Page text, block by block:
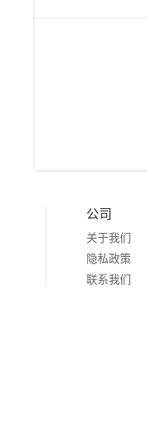
公司
关于我们
隐私政策
联系我们